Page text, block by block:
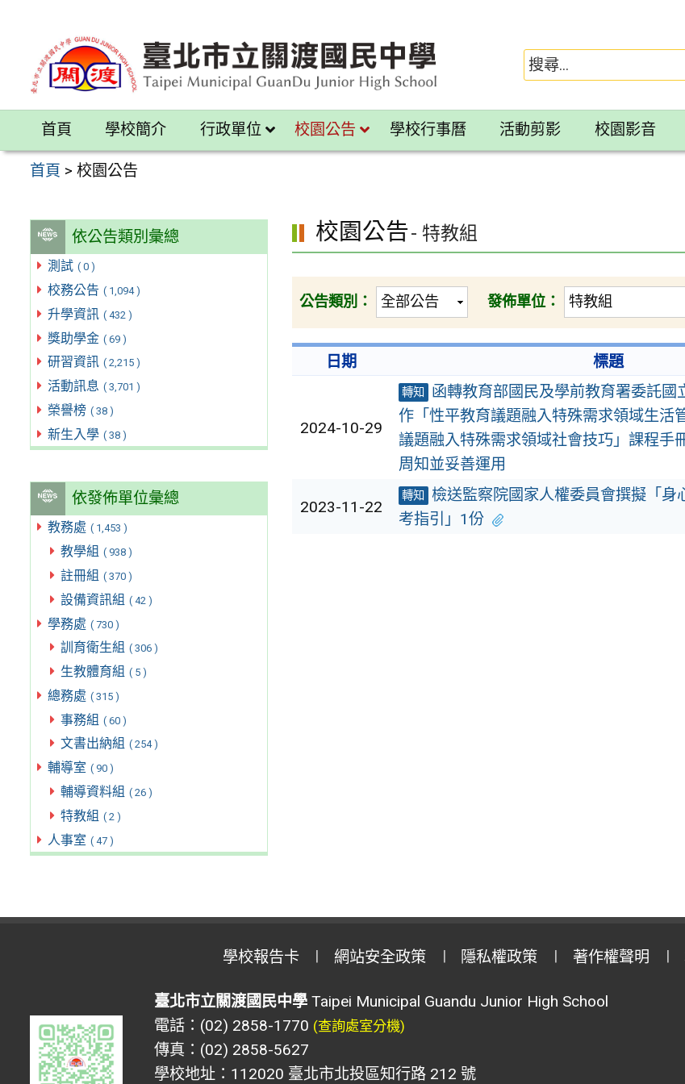
內
區
首頁 學校簡介 行政單位 校園公告 學校行事曆 活動剪影 校園影音
首頁 >校園公告
依公告類別彙總
測試 ( 0 )
校務公告 ( 1,094 )
升學資訊 ( 432 )
獎助學金 ( 69 )
研習資訊 ( 2,215 )
活動訊息 ( 3,701 )
榮譽榜 ( 38 )
新生入學 ( 38 )
依發佈單位彙總
教務處 ( 1,453 )
教學組 ( 938 )
註冊組 ( 370 )
設備資訊組 ( 42 )
學務處 ( 730 )
訓育衛生組 ( 306 )
生教體育組 ( 5 )
總務處 ( 315 )
事務組 ( 60 )
文書出納組 ( 254 )
輔導室 ( 90 )
輔導資料組 ( 26 )
特教組 ( 2 )
人事室 ( 47 )
校園公告- 特教組
公告類別： 發佈單位：
日期 標題
2024-10-29
轉知
函轉教育部國民及學前教育署委託國
作「性平教育議題融入特殊需求領域生活
議題融入特殊需求領域社會技巧」課程手
周知並妥善運用
2023-11-22
轉知
檢送監察院國家人權委員會撰擬「身
考指引」1份
學校報告卡 網站安全政策 隱私權政策 著作權聲明
臺北市立關渡國民中學Taipei Municipal Guandu Junior High School
電話：(02) 2858-1770 (查詢處室分機)
傳真：(02) 2858-5627
學校地址：112020 臺北市北投區知行路 212 號